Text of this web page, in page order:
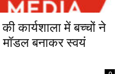
कार्यशाला में बच्चों ने
मॉडल बनाकर स्वयं